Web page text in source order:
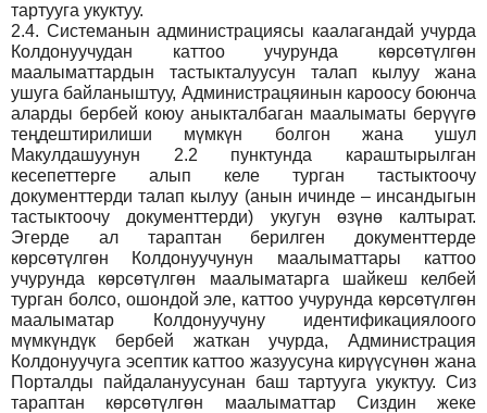
тартууга укуктуу.
2.4. Системанын администрациясы каалагандай учурда
Колдонуучудан каттоо учурунда көрсөтүлгөн
маалыматтардын тастыкталуусун талап кылуу жана
ушуга байланыштуу, Администрацяинын кароосу боюнча
аларды бербей коюу аныкталбаган маалыматы берүүгө
теңдештирилиши мүмкүн болгон жана ушул
Макулдашуунун 2.2 пунктунда караштырылган
кесепеттерге алып келе турган тастыктоочу
документтерди талап кылуу (анын ичинде – инсандыгын
тастыктоочу документтерди) укугун өзүнө калтырат.
Эгерде ал тараптан берилген документтерде
көрсөтүлгөн Колдонуучунун маалыматтары каттоо
учурунда көрсөтүлгөн маалыматарга шайкеш келбей
турган болсо, ошондой эле, каттоо учурунда көрсөтүлгөн
маалыматар Колдонуучуну идентификациялоого
мүмкүндүк бербей жаткан учурда, Администрация
Колдонуучуга эсептик каттоо жазуусуна кирүүсүнөн жана
Порталды пайдалануусунан баш тартууга укуктуу. Сиз
тараптан көрсөтүлгөн маалыматтар Сиздин жеке